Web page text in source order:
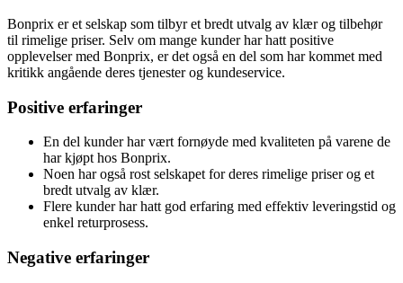
Bonprix er et selskap som tilbyr et bredt utvalg av klær og tilbehør
til rimelige priser. Selv om mange kunder har hatt positive
opplevelser med Bonprix, er det også en del som har kommet med
kritikk angående deres tjenester og kundeservice.
Positive erfaringer
En del kunder har vært fornøyde med kvaliteten på varene de
har kjøpt hos Bonprix.
Noen har også rost selskapet for deres rimelige priser og et
bredt utvalg av klær.
Flere kunder har hatt god erfaring med effektiv leveringstid og
enkel returprosess.
Negative erfaringer